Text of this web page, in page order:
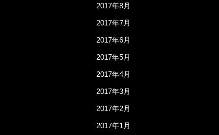
2017年8月
2017年7月
2017年6月
2017年5月
2017年4月
2017年3月
2017年2月
2017年1月